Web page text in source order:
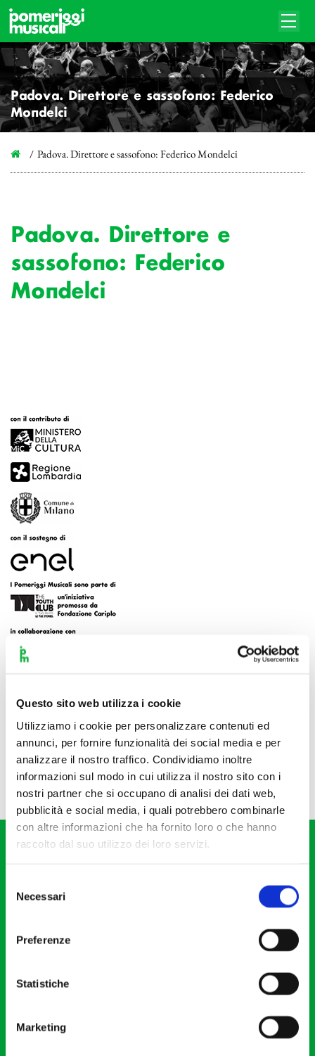
Questo sito web utilizza i cookie
Utilizziamo i cookie per personalizzare contenuti ed
annunci, per fornire funzionalità dei social media e per
analizzare il nostro traffico. Condividiamo inoltre
informazioni sul modo in cui utilizza il nostro sito con i
nostri partner che si occupano di analisi dei dati web,
pubblicità e social media, i quali potrebbero combinarle
con altre informazioni che ha fornito loro o che hanno
raccolto dal suo utilizzo dei loro servizi.
delNecessari
Preferenze
Statistiche
Marketing
Padova. Direttore e sassofono: Federico
Mondelci
Padova. Direttore e sassofono: Federico Mondelci
Padova. Direttore e
sassofono: Federico
Mondelci
Via S. Giovanni sul Muro, 2
Cod. Fisc. 80078650159